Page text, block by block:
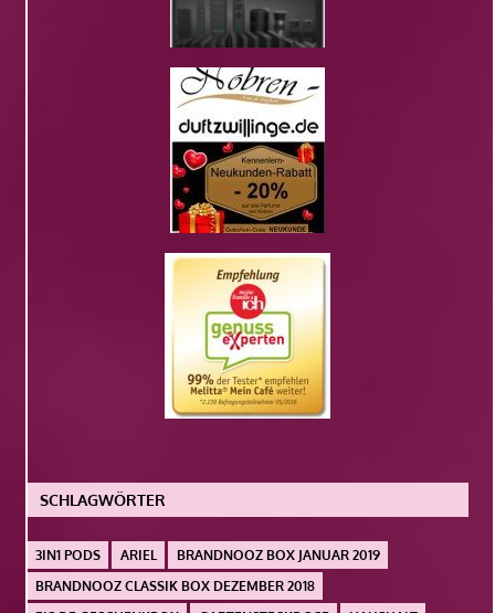
SCHLAGWÖRTER
3IN1 PODS ARIEL
BRANDNOOZ BOX JANUAR 2019
BRANDNOOZ CLASSIK BOX DEZEMBER 2018